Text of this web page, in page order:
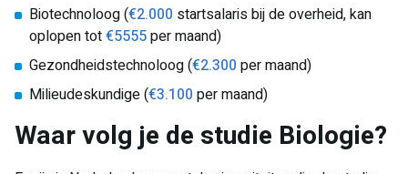
Biotechnoloog (€2.000 startsalaris bij de overheid, kan
oplopen tot€5555per maand)
Gezondheidstechnoloog (€2.300 per maand)
Milieudeskundige (€3.100 per maand)
​Waar volg je de studie Biologie?